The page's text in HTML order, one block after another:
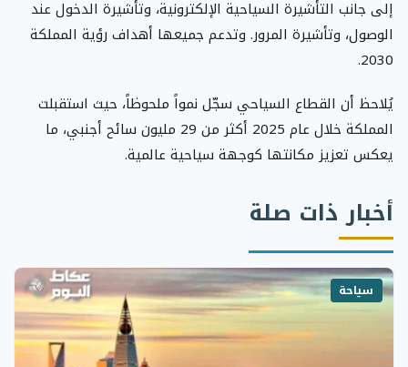
إلى جانب التأشيرة السياحية الإلكترونية، وتأشيرة الدخول عند
الوصول، وتأشيرة المرور. وتدعم جميعها أهداف رؤية المملكة
2030.
يُلاحظ أن القطاع السياحي سجّل نمواً ملحوظاً، حيث استقبلت
المملكة خلال عام 2025 أكثر من 29 مليون سائح أجنبي، ما
يعكس تعزيز مكانتها كوجهة سياحية عالمية.
أخبار ذات صلة
سياحة